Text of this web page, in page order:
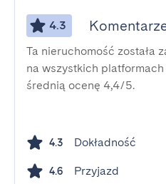
4.3
Ta nieruchomość została
na wszystkich
średnią ocenę 4,4/5.
4.3 Dokładność
4.6 Przyjazd